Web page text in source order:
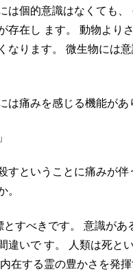
は個的意識はなくても
存在し ます。 動物より
なります。 微生物には
痛みを感じる機能があ
ということに痛みが伴
。
とすべきです。 意識が
違いで す。 人類は死と
在する霊の豊かさを発